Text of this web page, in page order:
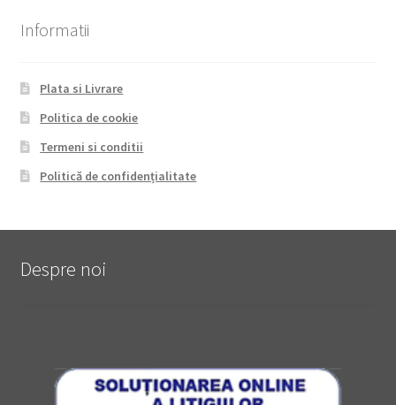
Informatii
Plata si Livrare
Politica de cookie
Termeni si conditii
Politică de confidențialitate
Despre noi